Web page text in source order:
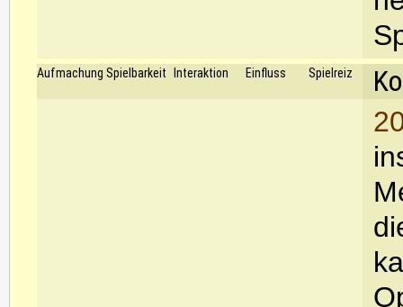
Aufmachung Spielbarkeit Interaktion Einfluss Spielreiz